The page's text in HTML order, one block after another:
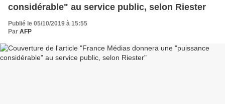
considérable" au service public, selon Riester
Publié le 05/10/2019 à 15:55
Par AFP